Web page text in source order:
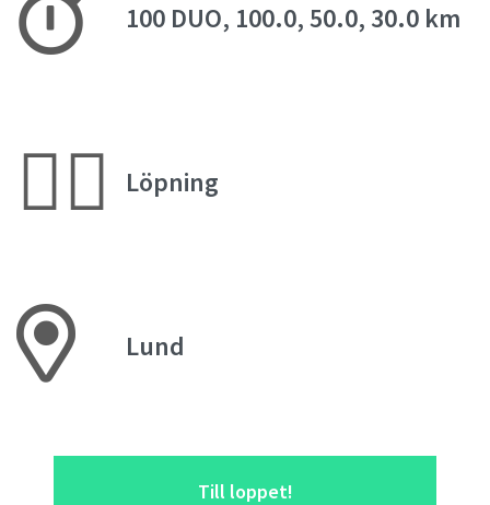
100 DUO, 100.0, 50.0, 30.0 km
🏃‍♀️ Löpning
Lund
Till loppet!